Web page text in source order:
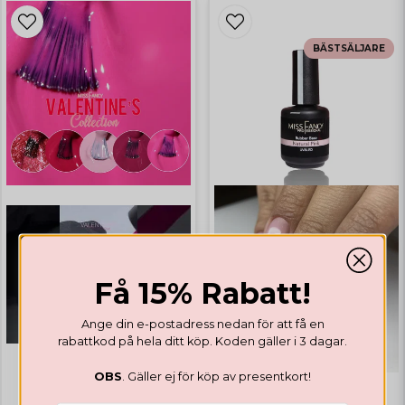
GELLACK
BÄSTSÄLJARE
Få 15% Rabatt!
Ange din e-postadress nedan för att få en
rabattkod på hela ditt köp. Koden gäller i 3 dagar.
OBS . Gäller ej för köp av presentkort!